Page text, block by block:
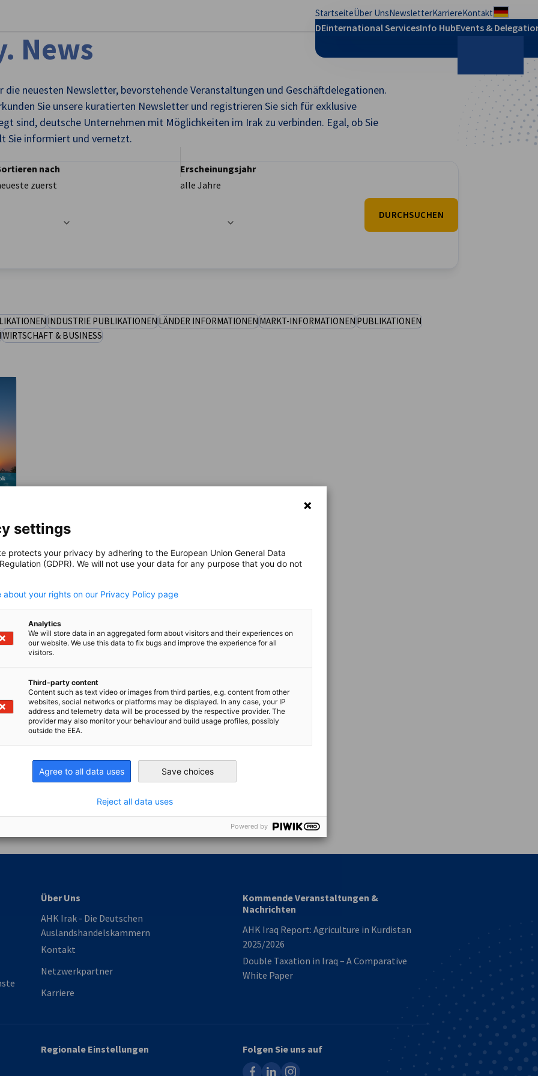
StartseiteÜber UnsNewsletterKarriereKontakt
DEinternational ServicesInfo HubEvents &
Suche
News
neuesten Newsletter, bevorstehende Veranstaltungen und Geschäftdelegationen.
Sie unsere kuratierten Newsletter und registrieren Sie sich für exklusive
sind, deutsche Unternehmen mit Möglichkeiten im Irak zu verbinden. Egal, ob Sie
Sie informiert und vernetzt.
nach
zuerst
Erscheinungsjahr
alle Jahre
DURCHSUCHEN
INDUSTRIE PUBLIKATIONENLÄNDER INFORMATIONENMARKT-INFORMATIONENPUBLIKATIONEN
WIRTSCHAFT & BUSINESS
und Handelskammer
Industrie- und Handelskammer
AHK.de
Germany Trade & Invest
Über Uns
AHK Irak - Die Deutschen
Auslandshandelskammern
Kontakt
Netzwerkpartner
Karriere
Kommende Veranstaltungen &
Nachrichten
AHK Iraq Report: Agriculture in Kurdistan
2025/2026
Double Taxation in Iraq – A Comparative
White Paper
Regionale Einstellungen
Folgen Sie uns auf
facebooklinkedininstagram
settings
protects your privacy by adhering to the European Union General Data
(GDPR). We will not use your data for any purpose that you do not
about your rights on our Privacy Policy page
Analytics
We will store data in an aggregated form about visitors and their experiences on
our website. We use this data to fix bugs and improve the experience for all
visitors.
Third-party content
Content such as text video or images from third parties, e.g. content from other
websites, social networks or platforms may be displayed. In any case, your IP
address and telemetry data will be processed by the respective provider. The
provider may also monitor your behaviour and build usage profiles, possibly
outside the EEA.
Agree to all data uses Save choices
Reject all data uses
Powered by